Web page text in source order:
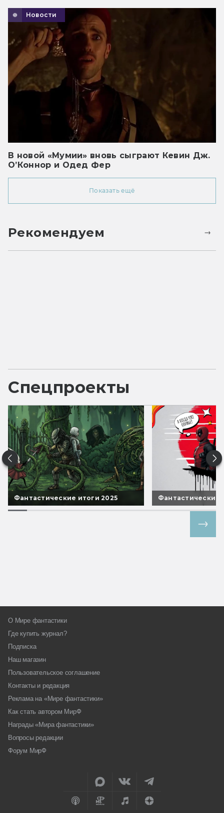
Новости
В новой «Мумии» вновь сыграют Кевин Дж.
О’Коннор и Одед Фер
Показать ещё
Рекомендуем
Спецпроекты
Фантастические итоги 2025 Фантастические
О Мире фантастики
Где купить журнал?
Подписка
Наш магазин
Пользовательское соглашение
Контакты и редакция
Реклама на «Мире фантастики»
Как стать автором МирФ
Награды «Мира фантастики»
Вопросы редакции
Форум МирФ